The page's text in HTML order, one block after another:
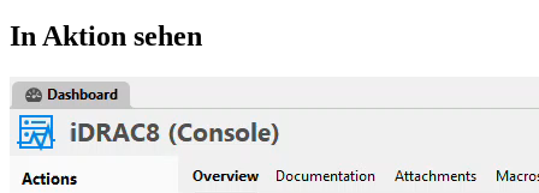
In Aktion sehen